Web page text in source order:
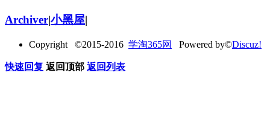
Archiver|小黑屋|
Copyright ©2015-2016 学淘365网 Powered by©Discuz!
快速回复 返回顶部 返回列表